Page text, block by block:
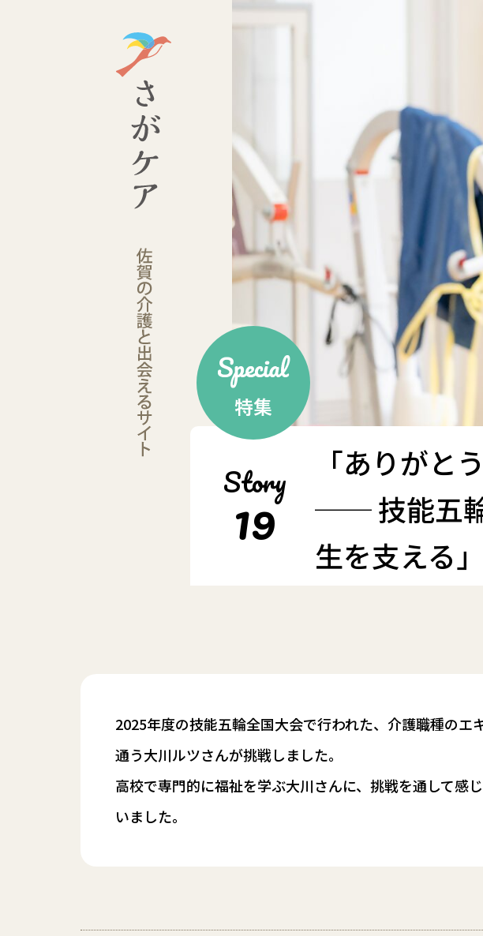
Story
19
「ありがと
── 技能五
生を支える
2025年度の技能五輪全国大会で行われた、介護職種の
通う大川ルツさんが挑戦しました。
高校で専門的に福祉を学ぶ大川さんに、挑戦を通して感
いました。